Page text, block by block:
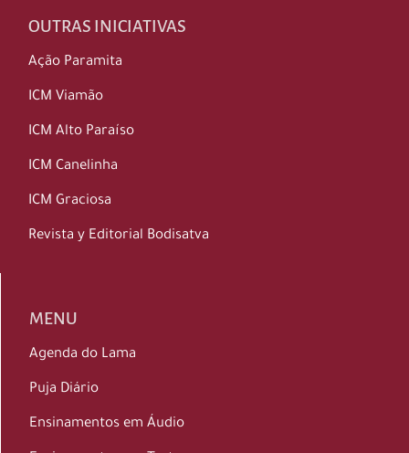
OUTRAS INICIATIVAS
Ação Paramita
ICM Viamão
ICM Alto Paraíso
ICM Canelinha
ICM Graciosa
Revista y Editorial Bodisatva
MENU
Agenda do Lama
Puja Diário
Ensinamentos em Áudio